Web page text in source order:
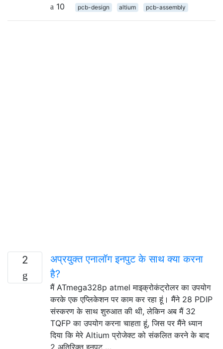
10
pcb-design altium pcb-assembly
2
अप्रयुक्त एनालॉग इनपुट के साथ क्या करना
है?
मैं ATmega328p atmel माइक्रोकंट्रोलर का उपयोग
करके एक एप्लिकेशन पर काम कर रहा हूं। मैंने 28 PDIP
संस्करण के साथ शुरुआत की थी, लेकिन अब मैं 32
TQFP का उपयोग करना चाहता हूं, जिस पर मैंने ध्यान
दिया कि मेरे Altium प्रोजेक्ट को संकलित करने के बाद
2 अतिरिक्त इनपुट …